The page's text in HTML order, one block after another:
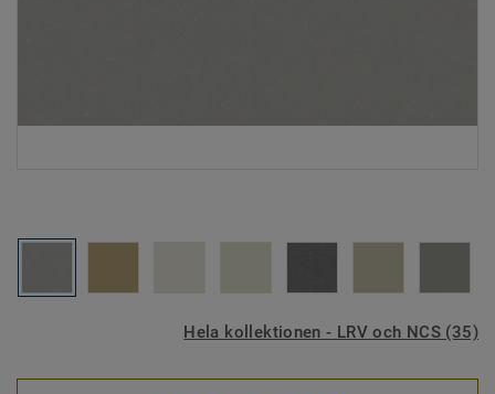
Hela kollektionen - LRV och NCS (35)